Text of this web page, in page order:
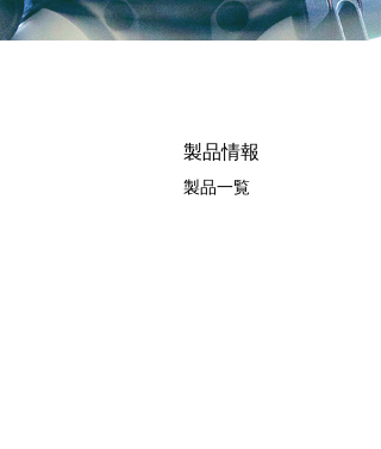
製品情報
製品一覧